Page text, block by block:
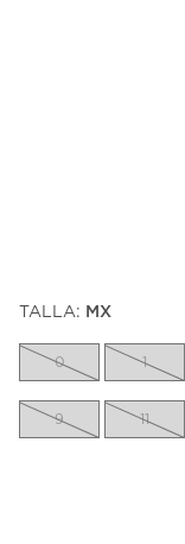
TALLA: MX
0 1
9 11